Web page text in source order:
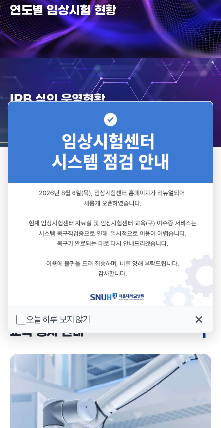
연도별 임상시험 현황
IRB 심의 운영현황
소식·공지 +
등록된 게시글이 없습니다.
교육·행사 안내 +
오늘 하루 보지 않기